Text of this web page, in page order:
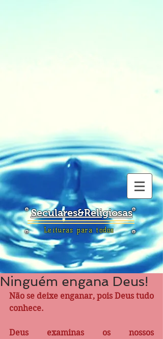
Seculares&Religiosas
Leituras para todos
Ninguém engana Deus!
Não se deixe enganar, pois Deus tudo
conhece.
Deus examinas os nossos